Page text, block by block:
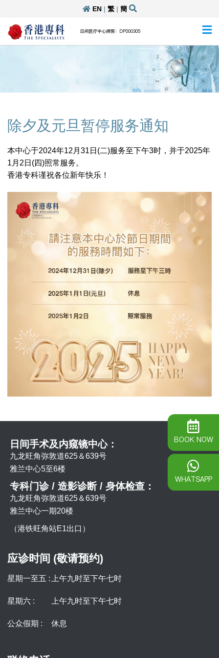
EN| 繁| 簡
日间医疗中心牌照：DP000305
除夕及元旦暂停服务通知
本中心于2024年12月31日(二)服务至下午3时，并于2025年
1月2日(四)照常服务。
香港专科谨祝各位新年快乐！
日间手术及内窥镜中心：
九龙旺角弥敦道625＆639号
雅兰中心5至6楼
专科门诊 / 造影诊断 / 身体检查：
九龙旺角弥敦道625＆639号
雅兰中心一期20楼
（港铁旺角站E1出口）
应诊时间 (敬请预约)
星期一至五 : 上午九时至下午七时
星期六 : 上午九时至下午七时
公众假期 : 休息
BOOK NOW
WHATSAPP